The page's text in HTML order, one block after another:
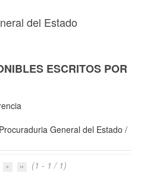
del Estado
ESCRITOS POR
Procuraduria General del Estado /
(1 - 1 / 1)